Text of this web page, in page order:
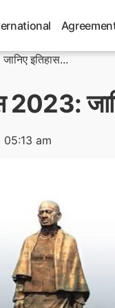
इतिहास...
2023:
am